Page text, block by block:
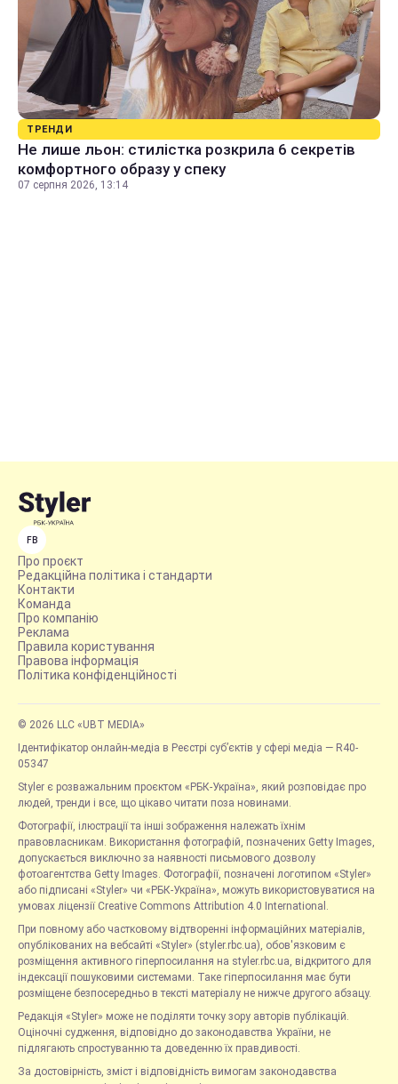
ТРЕНДИ
Не лише льон: стилістка розкрила 6 секретів
комфортного образу у спеку
07 серпня 2026, 13:14
FB
Про проєкт
Редакційна політика і стандарти
Контакти
Команда
Про компанію
Реклама
Правила користування
Правова інформація
Політика конфіденційності
© 2026 LLC «UBT MEDIA»
Ідентифікатор онлайн-медіа в Реєстрі суб’єктів у сфері медіа — R40-
05347
Styler є розважальним проєктом «РБК-Україна», який розповідає про
людей, тренди і все, що цікаво читати поза новинами.
Фотографії, ілюстрації та інші зображення належать їхнім
правовласникам. Використання фотографій, позначених Getty Images,
допускається виключно за наявності письмового дозволу
фотоагентства Getty Images. Фотографії, позначені логотипом «Styler»
або підписані «Styler» чи «РБК-Україна», можуть використовуватися на
умовах ліцензії Creative Commons Attribution 4.0 International.
При повному або частковому відтворенні інформаційних матеріалів,
опублікованих на вебсайті «Styler» (styler.rbc.ua), обов'язковим є
розміщення активного гіперпосилання на styler.rbc.ua, відкритого для
індексації пошуковими системами. Таке гіперпосилання має бути
розміщене безпосередньо в тексті матеріалу не нижче другого абзацу.
Редакція «Styler» може не поділяти точку зору авторів публікацій.
Оціночні судження, відповідно до законодавства України, не
підлягають спростуванню та доведенню їх правдивості.
За достовірність, зміст і відповідність вимогам законодавства